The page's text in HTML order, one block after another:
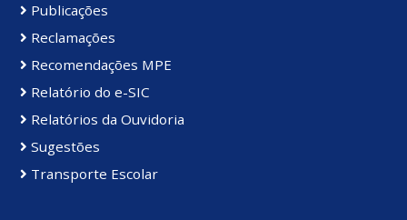
Publicações
Reclamações
Recomendações MPE
Relatório do e-SIC
Relatórios da Ouvidoria
Sugestões
Transporte Escolar